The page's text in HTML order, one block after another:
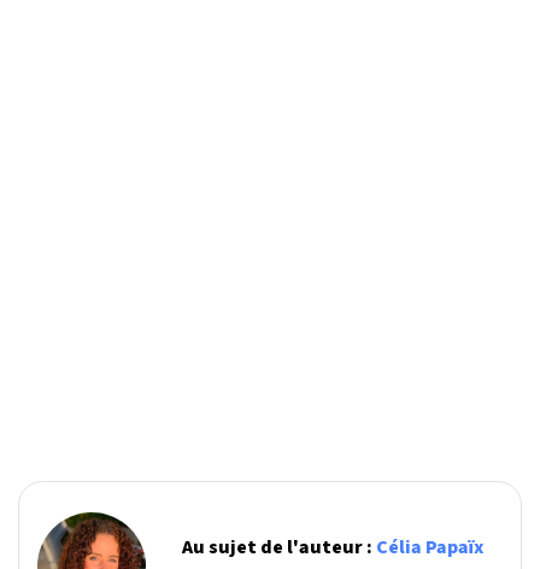
Au sujet de l'auteur : Célia Papaïx